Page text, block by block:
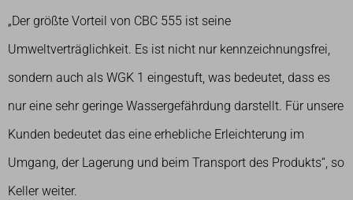
„Der größte Vorteil von CBC 555 ist seine
Umweltverträglichkeit. Es ist nicht nur kennzeichnungsfrei,
sondern auch als WGK 1 eingestuft, was bedeutet, dass es
nur eine sehr geringe Wassergefährdung darstellt. Für unsere
Kunden bedeutet das eine erhebliche Erleichterung im
Umgang, der Lagerung und beim Transport des Produkts“, so
Keller weiter.